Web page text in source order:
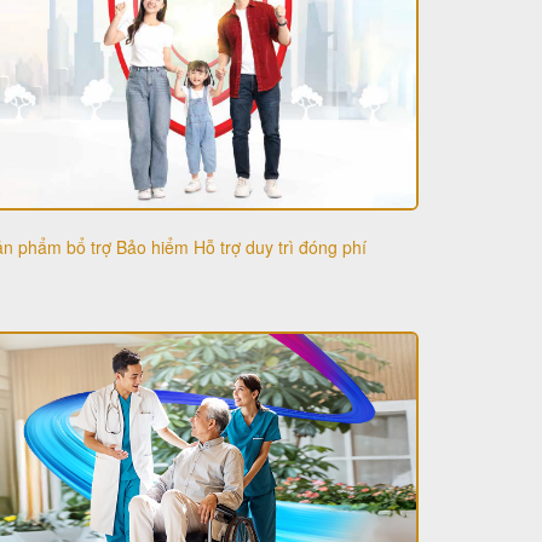
phẩm bổ trợ Bảo hiểm Hỗ trợ duy trì đóng phí